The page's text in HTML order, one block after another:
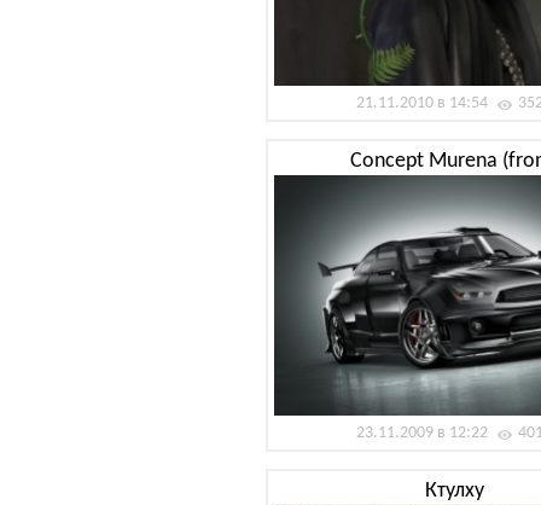
21.11.2010 в 14:54
Concept Murena
23.11.2009 в 12:22
Ктулху